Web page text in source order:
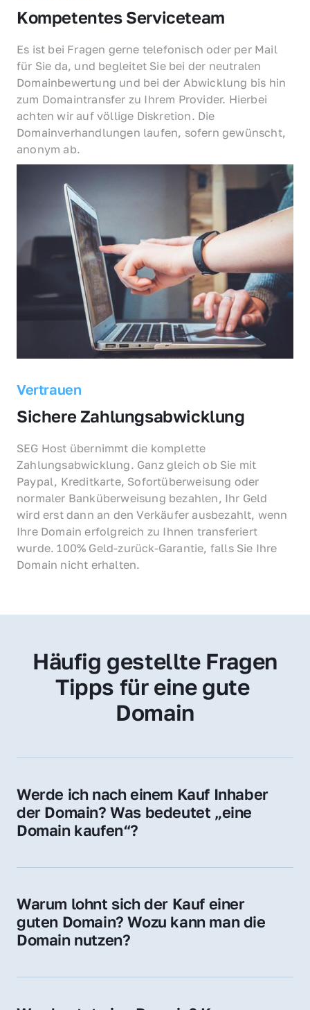
Kompetentes Serviceteam
Es ist bei Fragen gerne telefonisch oder per Mail
für Sie da, und begleitet Sie bei der neutralen
Domainbewertung und bei der Abwicklung bis hin
zum Domaintransfer zu Ihrem Provider. Hierbei
achten wir auf völlige Diskretion. Die
Domainverhandlungen laufen, sofern gewünscht,
anonym ab.
Vertrauen
Sichere Zahlungsabwicklung
SEG Host übernimmt die komplette
Zahlungsabwicklung. Ganz gleich ob Sie mit
Paypal, Kreditkarte, Sofortüberweisung oder
normaler Banküberweisung bezahlen, Ihr Geld
wird erst dann an den Verkäufer ausbezahlt, wenn
Ihre Domain erfolgreich zu Ihnen transferiert
wurde. 100% Geld-zurück-Garantie, falls Sie Ihre
Domain nicht erhalten.
Häufig gestellte Fragen
Tipps für eine gute
Domain
Werde ich nach einem Kauf Inhaber
der Domain? Was bedeutet „eine
Domain kaufen“?
Sie erhalten alle Rechte zur Nutzung,
Domain.
Warum lohnt sich der Kauf einer
guten Domain? Wozu kann man die
Domain nutzen?
Vertrauen und Markenwert. Nutzen Sie sie